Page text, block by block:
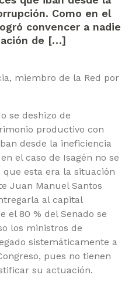
Como en el
convencer a nadie
de […]
miembro de la Red por
se deshizo de
productivo con
desde la ineficiencia
el caso de Isagén no se
que esta era la situación
Juan Manuel Santos
al capital
el 80 % del Senado se
los ministros de
sistemáticamente a
pues no tienen
su actuación.